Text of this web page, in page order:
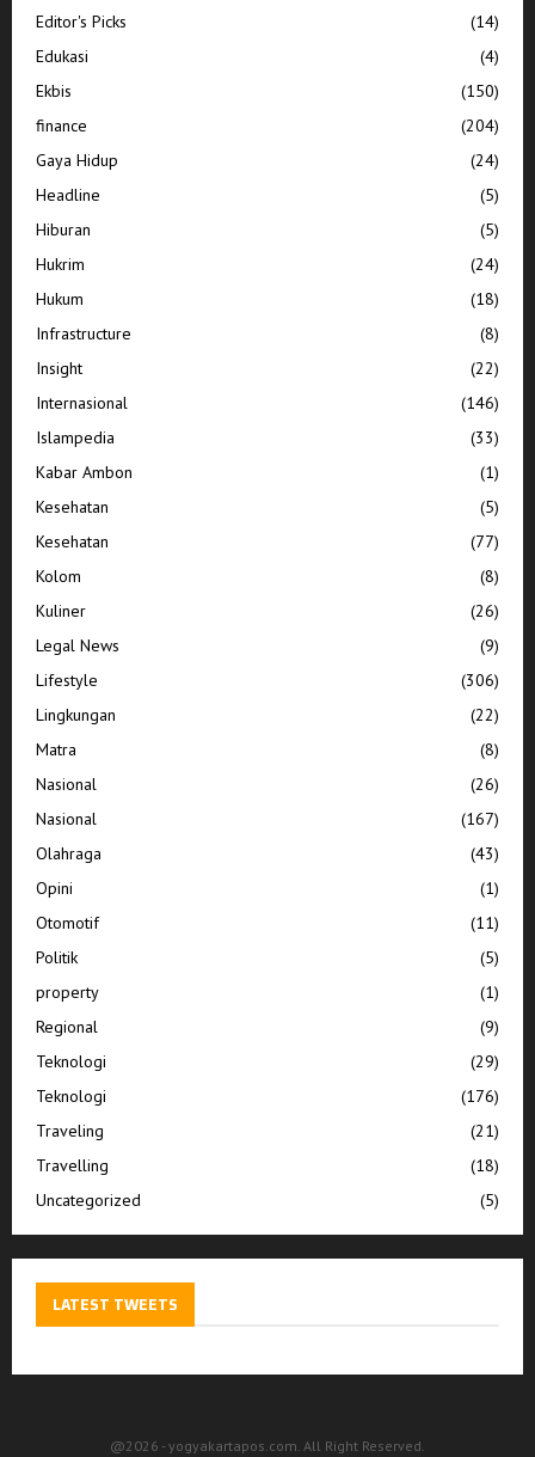
Editor's Picks
(14)
Edukasi
(4)
Ekbis
(150)
finance
(204)
Gaya Hidup
(24)
Headline
(5)
Hiburan
(5)
Hukrim
(24)
Hukum
(18)
Infrastructure
(8)
Insight
(22)
Internasional
(146)
Islampedia
(33)
Kabar Ambon
(1)
Kesehatan
(5)
Kesehatan
(77)
Kolom
(8)
Kuliner
(26)
Legal News
(9)
Lifestyle
(306)
Lingkungan
(22)
Matra
(8)
Nasional
(26)
Nasional
(167)
Olahraga
(43)
Opini
(1)
Otomotif
(11)
Politik
(5)
property
(1)
Regional
(9)
Teknologi
(29)
Teknologi
(176)
Traveling
(21)
Travelling
(18)
Uncategorized
(5)
LATEST TWEETS
@2026 - yogyakartapos.com. All Right Reserved.